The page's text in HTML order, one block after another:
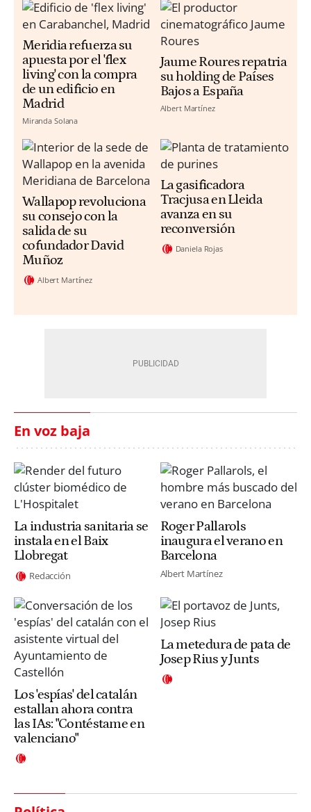
Meridia refuerza su
apuesta por el 'flex
living' con la compra
de un edificio en
Madrid
Miranda Solana
Jaume Roures repatria
su holding de Países
Bajos a España
Albert Martínez
Wallapop revoluciona
su consejo con la
salida de su
cofundador David
Muñoz
Albert Martínez
La gasificadora
Tracjusa en Lleida
avanza en su
reconversión
Daniela Rojas
En voz baja
La industria sanitaria se
instala en el Baix
Llobregat
Redacción
Roger Pallarols
inaugura el verano en
Barcelona
Albert Martínez
Los 'espías' del catalán
estallan ahora contra
las IAs: "Contéstame en
valenciano"
La metedura de pata de
Josep Rius y Junts